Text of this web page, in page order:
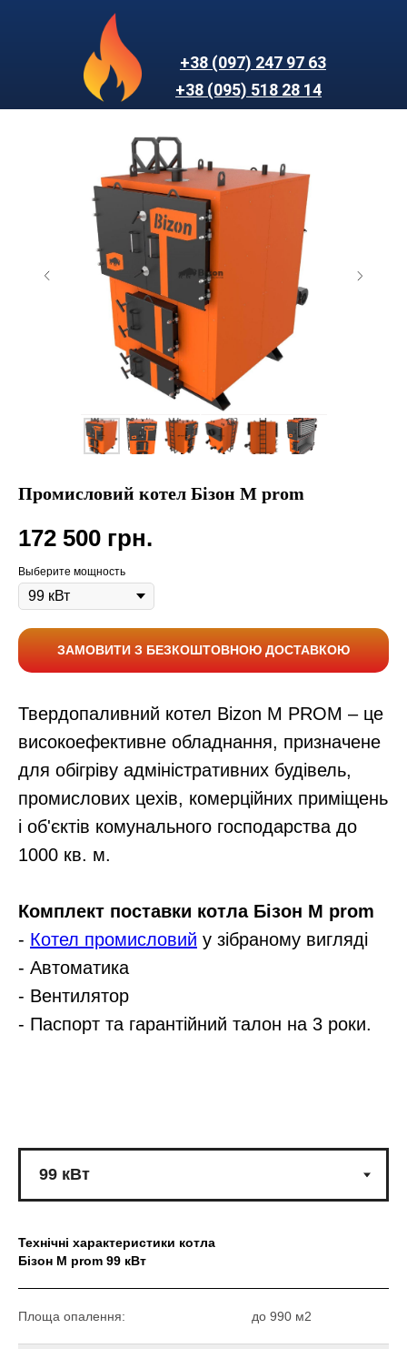
+38 (097) 247 97 63
+38 (095) 518 28 14
Промисловий котел Бізон М prom
172 500 грн.
Выберите мощность
ЗАМОВИТИ З БЕЗКОШТОВНОЮ ДОСТАВКОЮ
Твердопаливний котел Bizon M PROM – це
високоефективне обладнання, призначене
для обігріву адміністративних будівель,
промислових цехів, комерційних приміщень
і об'єктів комунального господарства до
1000 кв. м.
Комплект поставки котла Бізон М prom
- Котел промисловий у зібраному вигляді
- Автоматика
- Вентилятор
- Паспорт та гарантійний талон на 3 роки.
Технічні характеристики котла
Бізон М prom 99 кВт
Площа опалення: до 990 м2